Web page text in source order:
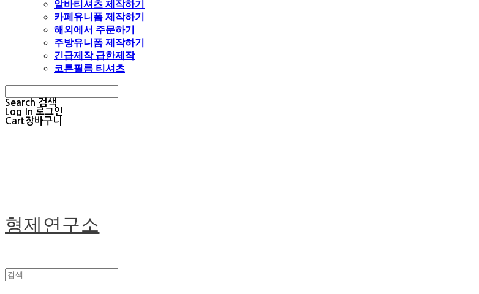
알바티셔츠 제작하기
카페유니폼 제작하기
해외에서 주문하기
주방유니폼 제작하기
긴급제작 급한제작
코튼필름 티셔츠
Search 검색
Log In 로그인
Cart장바구니
형제연구소